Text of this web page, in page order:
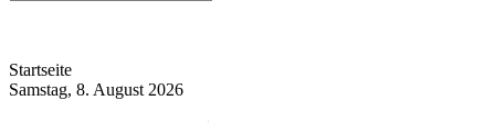
Startseite
Samstag, 8. August 2026